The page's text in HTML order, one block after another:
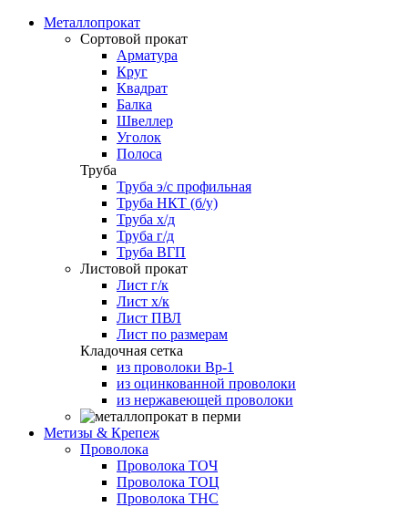
navigationМеталлопрокат
Сортовой прокат
Арматура
Круг
Квадрат
Балка
Швеллер
Уголок
Полоса
Труба
Труба э/с профильная
Труба НКТ (б/у)
Труба х/д
Труба г/д
Труба ВГП
Листовой прокат
Лист г/к
Лист х/к
Лист ПВЛ
Лист по размерам
Кладочная сетка
из проволоки Вр-1
из оцинкованной проволоки
из нержавеющей проволоки
Метизы & Крепеж
Проволока
Проволока ТОЧ
Проволока ТОЦ
Проволока ТНС